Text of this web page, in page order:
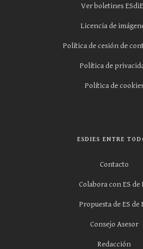
Ver boletines
Licencia de
Política de cesión de
Política de
Política de
ESDIES ENTRE
Contacto
Colabora con ES de
Propuesta de ES de
Consejo Asesor
Redacción